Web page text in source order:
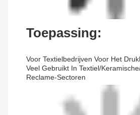
Toepassing:
Voor Textielbedrijven Voor Het
Veel Gebruikt In Textiel/
Reclame-Sectoren